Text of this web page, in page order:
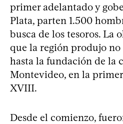
primer adelantado y
Plata, parten 1.500
busca de los tesoros. La
que la región produjo no
hasta la fundación de la
Montevideo, en la
XVIII.
Desde el comienzo,